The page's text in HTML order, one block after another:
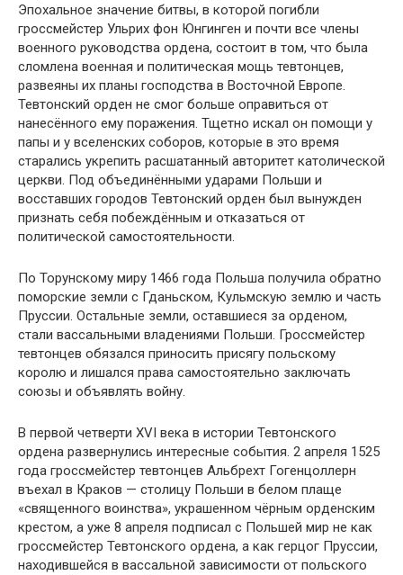
Эпохальное значение битвы, в которой погибли
гроссмейстер Ульрих фон Юнгинген и почти все члены
военного руководства ордена, состоит в том, что была
сломлена военная и политическая мощь тевтонцев,
развеяны их планы господства в Восточной Европе.
Тевтонский орден не смог больше оправиться от
нанесённого ему поражения. Тщетно искал он помощи у
папы и у вселенских соборов, которые в это время
старались укрепить расшатанный авторитет католической
церкви. Под объединёнными ударами Польши и
восставших городов Тевтонский орден был вынужден
признать себя побеждённым и отказаться от
политической самостоятельности.
По Торунскому миру 1466 года Польша получила обратно
поморские земли с Гданьском, Кульмскую землю и часть
Пруссии. Остальные земли, оставшиеся за орденом,
стали вассальными владениями Польши. Гроссмейстер
тевтонцев обязался приносить присягу польскому
королю и лишался права самостоятельно заключать
союзы и объявлять войну.
В первой четверти XVI века в истории Тевтонского
ордена развернулись интересные события. 2 апреля 1525
года гроссмейстер тевтонцев Альбрехт Гогенцоллерн
въехал в Краков — столицу Польши в белом плаще
«священного воинства», украшенном чёрным орденским
крестом, а уже 8 апреля подписал с Польшей мир не как
гроссмейстер Тевтонского ордена, а как герцог Пруссии,
находившейся в вассальной зависимости от польского